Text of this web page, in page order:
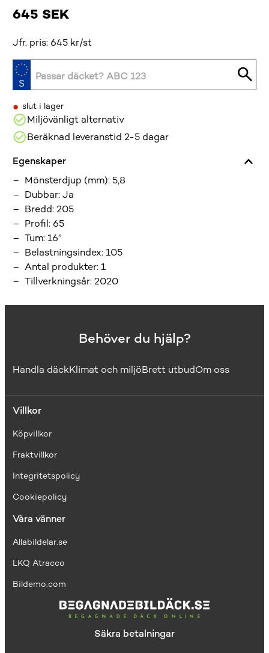
645 SEK
Jfr. pris: 645 kr/st
• slut i lager
Miljövänligt alternativ
Beräknad leveranstid 2-5 dagar
Egenskaper
Mönsterdjup (mm): 5,8
Dubbar:Ja
Bredd:205
Profil: 65
Tum:16”
Belastningsindex:105
Antal produkter:1
Tillverkningsår:2020
Behöver du hjälp?
Handla däckKlimat och miljöBrett utbudOm oss
Villkor
Köpvillkor
Fraktvillkor
Integritetspolicy
Cookiepolicy
Våra vänner
Allabildelar.se
LKQ Atracco
Bildemo.com
Säkra betalningar